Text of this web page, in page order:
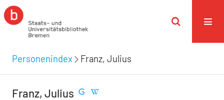
Personenindex Franz, Julius
Franz, Julius